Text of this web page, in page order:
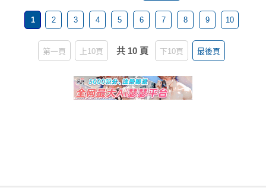
1 2 3 4 5 6 7 8 9 10
第一頁 上10頁 共 10 頁 下10頁 最後頁